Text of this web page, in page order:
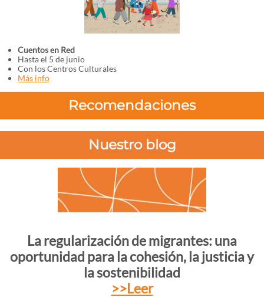
Cuentos en Red
Hasta el 5 de junio
Con los Centros Culturales
Más info
Recomendaciones
Nuestro blog
La regularización de migrantes: una
oportunidad para la cohesión, la justicia y
la sostenibilidad
>>Leer